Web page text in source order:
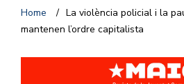
Home / La violència policial i la
mantenen l’ordre capitalista